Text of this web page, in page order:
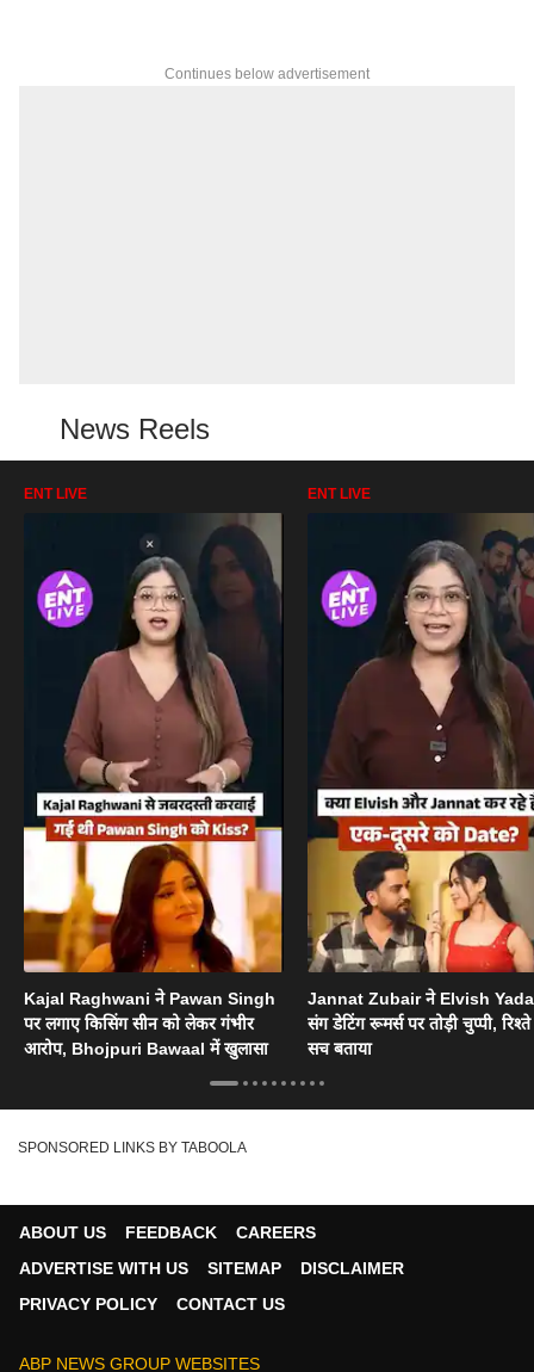
Continues below advertisement
News Reels
ENT LIVE
Kajal Raghwani ने Pawan Singh
पर लगाए किसिंग सीन को लेकर गंभीर
आरोप, Bhojpuri Bawaal में खुलासा
ENT LIVE
Jannat Zubair ने Elvish
संग डेटिंग रूमर्स पर तोड़ी चुप्पी,
सच बताया
SPONSORED LINKS BY TABOOLA
ABOUT US FEEDBACK
CAREERS
ADVERTISE WITH US
SITEMAP
DISCLAIMER
PRIVACY POLICY
CONTACT US
ABP NEWS GROUP WEBSITES